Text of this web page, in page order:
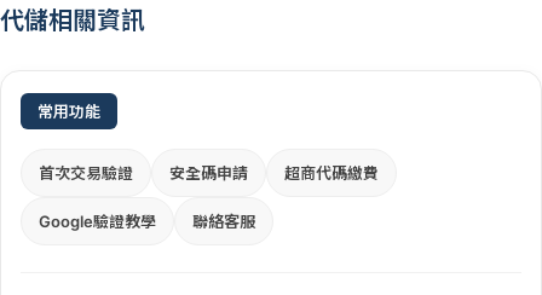
代儲相關資訊
常用功能
首次交易驗證 安全碼申請 超商代碼繳費
Google驗證教學 聯絡客服